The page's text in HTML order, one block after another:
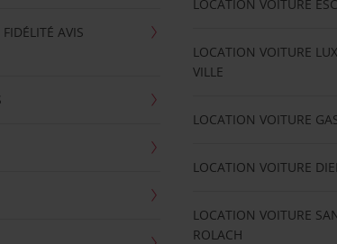
AVIS
LOCATION VOITURE
LOCATION VOITURE
VILLE
LOCATION VOITURE
LOCATION VOITURE
LOCATION VOITURE
ROLACH